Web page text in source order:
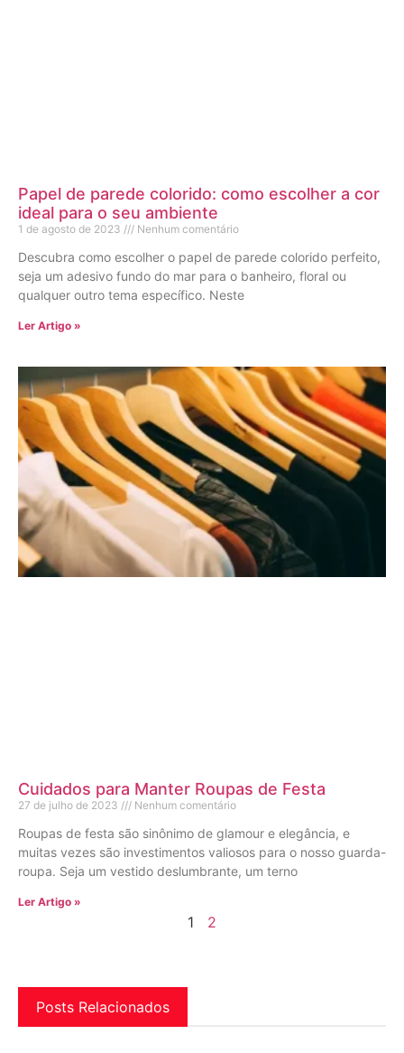
Papel de parede colorido: como escolher a cor
ideal para o seu ambiente
1 de agosto de 2023 Nenhum comentário
Descubra como escolher o papel de parede colorido perfeito,
seja um adesivo fundo do mar para o banheiro, floral ou
qualquer outro tema específico. Neste
Ler Artigo »
Cuidados para Manter Roupas de Festa
27 de julho de 2023 Nenhum comentário
Roupas de festa são sinônimo de glamour e elegância, e
muitas vezes são investimentos valiosos para o nosso guarda-
roupa. Seja um vestido deslumbrante, um terno
Ler Artigo »
1 2
Posts Relacionados